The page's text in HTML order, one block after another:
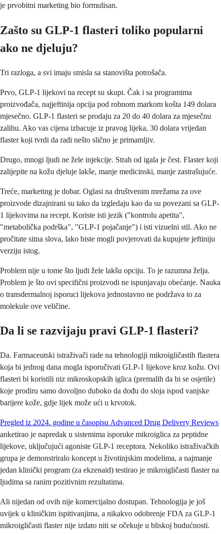
je prvobitni marketing bio formulisan.
Zašto su GLP-1 flasteri toliko popularni
ako ne djeluju?
Tri razloga, a svi imaju smisla sa stanovišta potrošača.
Prvo, GLP-1 lijekovi na recept su skupi. Čak i sa programima
proizvođača, najjeftinija opcija pod robnom markom košta 149 dolara
mjesečno. GLP-1 flasteri se prodaju za 20 do 40 dolara za mjesečnu
zalihu. Ako vas cijena izbacuje iz pravog lijeka, 30 dolara vrijedan
flaster koji tvrdi da radi nešto slično je primamljiv.
Drugo, mnogi ljudi ne žele injekcije. Strah od igala je čest. Flaster koji
zalijepite na kožu djeluje lakše, manje medicinski, manje zastrašujuće.
Treće, marketing je dobar. Oglasi na društvenim mrežama za ove
proizvode dizajnirani su tako da izgledaju kao da su povezani sa GLP-
1 lijekovima na recept. Koriste isti jezik ("kontrolu apetita",
"metabolička podrška", "GLP-1 pojačanje") i isti vizuelni stil. Ako ne
pročitate sitna slova, lako biste mogli povjerovati da kupujete jeftiniju
verziju istog.
Problem nije u tome što ljudi žele lakšu opciju. To je razumna želja.
Problem je što ovi specifični proizvodi ne ispunjavaju obećanje. Nauka
o transdermalnoj isporuci lijekova jednostavno ne podržava to za
molekule ove veličine.
Da li se razvijaju pravi GLP-1 flasteri?
Da. Farmaceutski istraživači rade na tehnologiji mikroigličastih flastera
koja bi jednog dana mogla isporučivati GLP-1 lijekove kroz kožu. Ovi
flasteri bi koristili niz mikroskopskih iglica (premalih da bi se osjetile)
koje prodiru samo dovoljno duboko da dođu do sloja ispod vanjske
barijere kože, gdje lijek može ući u krvotok.
Pregled iz 2024. godine u časopisu Advanced Drug Delivery Reviews
anketirao je napredak u sistemima isporuke mikroiglica za peptidne
lijekove, uključujući agoniste GLP-1 receptora. Nekoliko istraživačkih
grupa je demonstriralo koncept u životinjskim modelima, a najmanje
jedan klinički program (za ekzenaid) testirao je mikroigličasti flaster na
ljudima sa ranim pozitivnim rezultatima.
Ali nijedan od ovih nije komercijalno dostupan. Tehnologija je još
uvijek u kliničkim ispitivanjima, a nikakvo odobrenje FDA za GLP-1
mikroigličasti flaster nije izdato niti se očekuje u bliskoj budućnosti.